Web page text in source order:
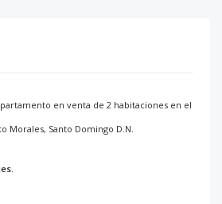
en venta de 2 habitaciones en el
Morales, Santo Domingo D.N.